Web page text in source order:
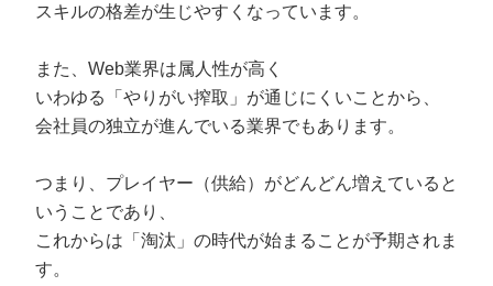
スキルの格差が生じやすくなっています。
また、Web業界は属人性が高く
いわゆる「やりがい搾取」が通じにくいことから、
会社員の独立が進んでいる業界でもあります。
つまり、プレイヤー（供給）がどんどん増えていると
いうことであり、
これからは「淘汰」の時代が始まることが予期されま
す。